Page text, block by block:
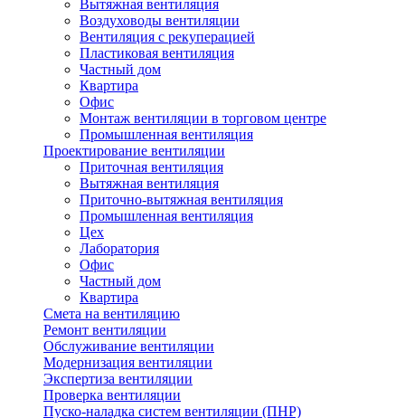
Вытяжная вентиляция
Воздуховоды вентиляции
Вентиляция с рекуперацией
Пластиковая вентиляция
Частный дом
Квартира
Офис
Монтаж вентиляции в торговом центре
Промышленная вентиляция
Проектирование вентиляции
Приточная вентиляция
Вытяжная вентиляция
Приточно-вытяжная вентиляция
Промышленная вентиляция
Цех
Лаборатория
Офис
Частный дом
Квартира
Смета на вентиляцию
Ремонт вентиляции
Обслуживание вентиляции
Модернизация вентиляции
Экспертиза вентиляции
Проверка вентиляции
Пуско-наладка систем вентиляции (ПНР)